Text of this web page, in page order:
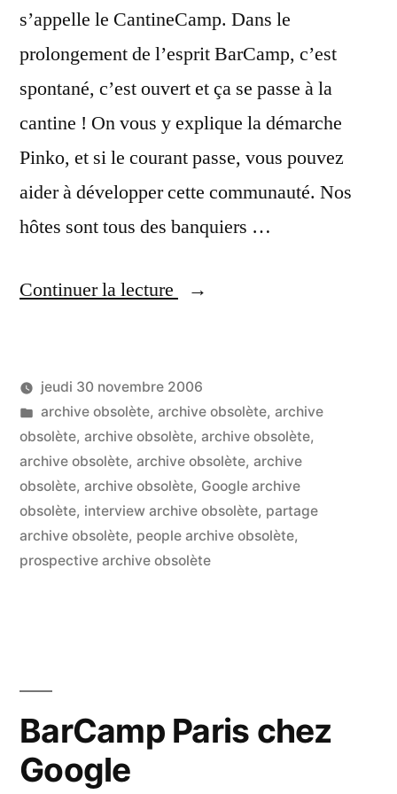
s’appelle le CantineCamp. Dans le
prolongement de l’esprit BarCamp, c’est
spontané, c’est ouvert et ça se passe à la
cantine ! On vous y explique la démarche
Pinko, et si le courant passe, vous pouvez
aider à développer cette communauté. Nos
hôtes sont tous des banquiers …
Continuer la lecture
« Cantine
lieu
où
l’on
parle
d’économie
solidaire,
du
Publié
par
LucL
jeudi 30 novembre 2006
Publié
dans
archive obsolète, archive obsolète, archive
obsolète, archive obsolète, archive obsolète,
archive obsolète, archive obsolète, archive
obsolète, archive obsolète, Google archive
obsolète, interview archive obsolète, partage
archive obsolète, people archive obsolète,
prospective archive obsolète
BarCamp Paris chez
Google